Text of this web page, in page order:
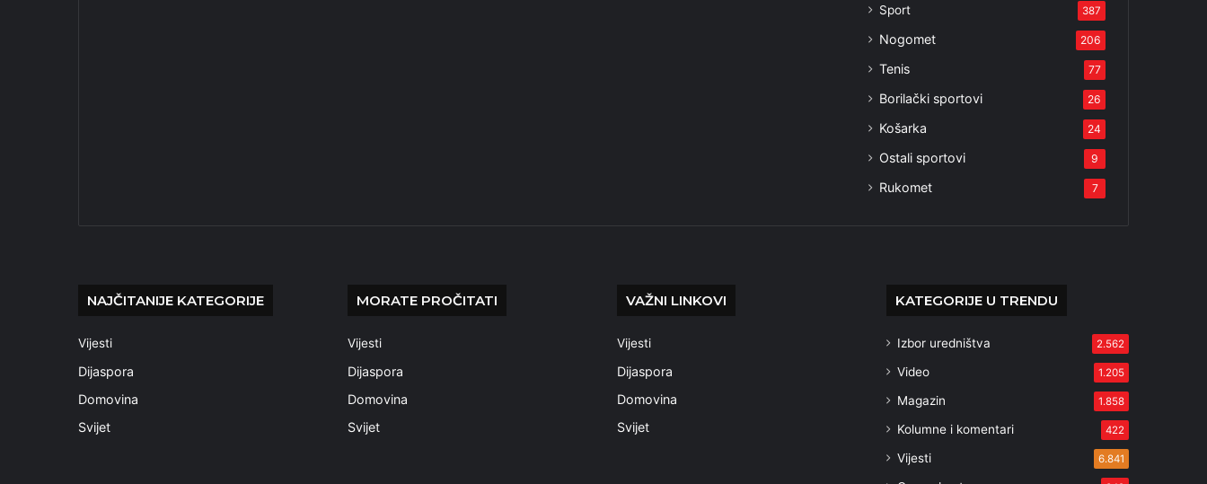
Sport 387
Nogomet 206
Tenis 77
Borilački sportovi 26
Košarka 24
Ostali sportovi 9
Rukomet 7
NAJČITANIJE KATEGORIJE
Vijesti
Dijaspora
Domovina
Svijet
MORATE PROČITATI
Vijesti
Dijaspora
Domovina
Svijet
VAŽNI LINKOVI
Vijesti
Dijaspora
Domovina
Svijet
KATEGORIJE U TRENDU
Izbor uredništva 2.562
Video 1.205
Magazin 1.858
Kolumne i komentari 422
Vijesti 6.841